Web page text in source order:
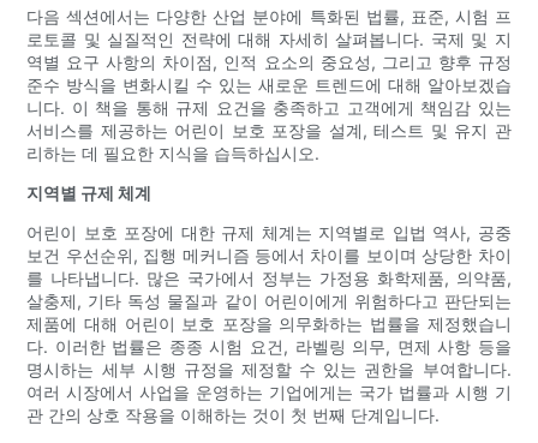
다음 섹션에서는 다양한 산업 분야에 특화된 법률, 표준, 시험 프
로토콜 및 실질적인 전략에 대해 자세히 살펴봅니다. 국제 및 지
역별 요구 사항의 차이점, 인적 요소의 중요성, 그리고 향후 규정
준수 방식을 변화시킬 수 있는 새로운 트렌드에 대해 알아보겠습
니다. 이 책을 통해 규제 요건을 충족하고 고객에게 책임감 있는
서비스를 제공하는 어린이 보호 포장을 설계, 테스트 및 유지 관
리하는 데 필요한 지식을 습득하십시오.
지역별 규제 체계
어린이 보호 포장에 대한 규제 체계는 지역별로 입법 역사, 공중
보건 우선순위, 집행 메커니즘 등에서 차이를 보이며 상당한 차이
를 나타냅니다. 많은 국가에서 정부는 가정용 화학제품, 의약품,
살충제, 기타 독성 물질과 같이 어린이에게 위험하다고 판단되는
제품에 대해 어린이 보호 포장을 의무화하는 법률을 제정했습니
다. 이러한 법률은 종종 시험 요건, 라벨링 의무, 면제 사항 등을
명시하는 세부 시행 규정을 제정할 수 있는 권한을 부여합니다.
여러 시장에서 사업을 운영하는 기업에게는 국가 법률과 시행 기
관 간의 상호 작용을 이해하는 것이 첫 번째 단계입니다.